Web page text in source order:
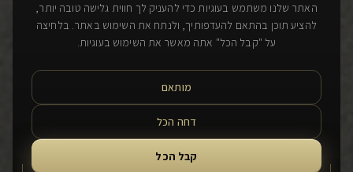
פינוי בינוי בחולון: 168 דירות חדשות במקום 46 ישנות
לקריאת הכתבה המלאה
האתר שלנו משתמש בעוגיות כדי להעניק לך חווית גלישה טובה יותר,
להציע תוכן בהתאם להעדפותיך, ולנתח את השימוש באתר. בלחיצה
על "קבל הכל" אתה מאשר את השימוש בעוגיות.
מותאם
דחה הכל
קבל הכל